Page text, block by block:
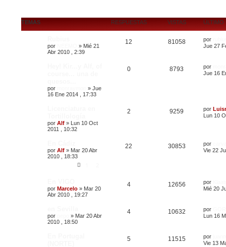
TEMAS RESPUESTAS VISTAS ÚLTIMO
por » Mié 21
Abr 2010 , 2:39
12 81058 por
Jue 27
por » Jue
16 Ene 2014 , 17:33
0 8793 por
Jue 16
por Alf » Lun 10 Oct
2011 , 10:32
2 9259 por
Lun 10
por Alf » Mar 20 Abr
2010 , 18:33
22 30853 por
Vie 22
por Marcelo » Mar 20
Abr 2010 , 19:27
4 12656 por
Mié 20
por » Mar 20 Abr
2010 , 18:50
4 10632 por
Lun 16
5 11515 por
Vie 13